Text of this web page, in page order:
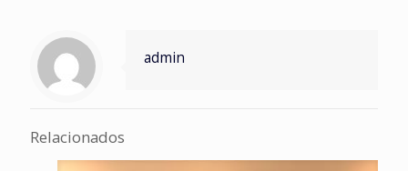
admin
Relacionados